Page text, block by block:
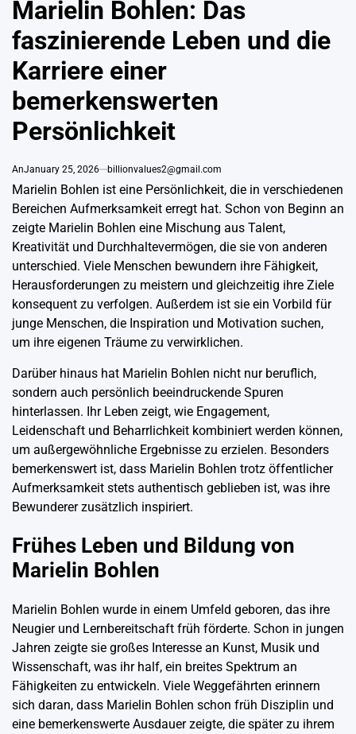
Marielin Bohlen: Das
faszinierende Leben und die
Karriere einer
bemerkenswerten
Persönlichkeit
AnJanuary 25, 2026 billionvalues2@gmail.com
Marielin Bohlen ist eine Persönlichkeit, die in verschiedenen
Bereichen Aufmerksamkeit erregt hat. Schon von Beginn an
zeigte Marielin Bohlen eine Mischung aus Talent,
Kreativität und Durchhaltevermögen, die sie von anderen
unterschied. Viele Menschen bewundern ihre Fähigkeit,
Herausforderungen zu meistern und gleichzeitig ihre Ziele
konsequent zu verfolgen. Außerdem ist sie ein Vorbild für
junge Menschen, die Inspiration und Motivation suchen,
um ihre eigenen Träume zu verwirklichen.
Darüber hinaus hat Marielin Bohlen nicht nur beruflich,
sondern auch persönlich beeindruckende Spuren
hinterlassen. Ihr Leben zeigt, wie Engagement,
Leidenschaft und Beharrlichkeit kombiniert werden können,
um außergewöhnliche Ergebnisse zu erzielen. Besonders
bemerkenswert ist, dass Marielin Bohlen trotz öffentlicher
Aufmerksamkeit stets authentisch geblieben ist, was ihre
Bewunderer zusätzlich inspiriert.
Frühes Leben und Bildung von
Marielin Bohlen
Marielin Bohlen wurde in einem Umfeld geboren, das ihre
Neugier und Lernbereitschaft früh förderte. Schon in jungen
Jahren zeigte sie großes Interesse an Kunst, Musik und
Wissenschaft, was ihr half, ein breites Spektrum an
Fähigkeiten zu entwickeln. Viele Weggefährten erinnern
sich daran, dass Marielin Bohlen schon früh Disziplin und
eine bemerkenswerte Ausdauer zeigte, die später zu ihrem